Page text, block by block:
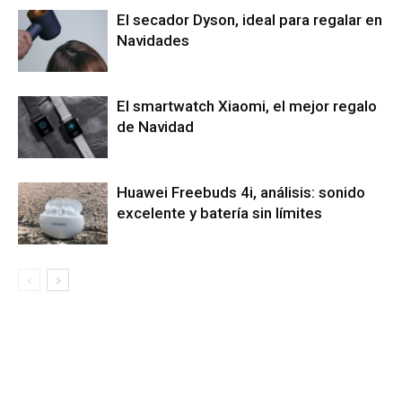
El secador Dyson, ideal para regalar en
Navidades
El smartwatch Xiaomi, el mejor regalo
de Navidad
Huawei Freebuds 4i, análisis: sonido
excelente y batería sin límites